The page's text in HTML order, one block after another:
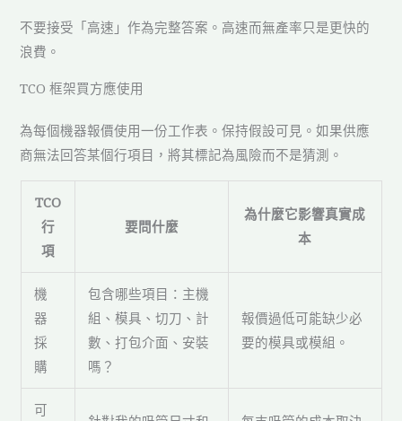
不要接受「高速」作為完整答案。高速而無產率只是更快的
浪費。
TCO 框架買方應使用
為每個機器報價使用一份工作表。保持假設可見。如果供應
商無法回答某個行項目，將其標記為風險而不是猜測。
TCO
行
項
要問什麼
為什麼它影響真實成
本
機
器
採
購
包含哪些項目：主機
組、模具、切刀、計
數、打包介面、安裝
嗎？
報價過低可能缺少必
要的模具或模組。
可